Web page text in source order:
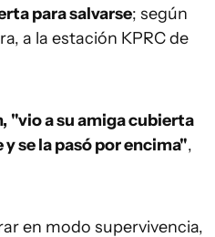
para salvarse; según
a la estación KPRC de
"vio a su amiga cubierta
se la pasó por encima",
en modo supervivencia,